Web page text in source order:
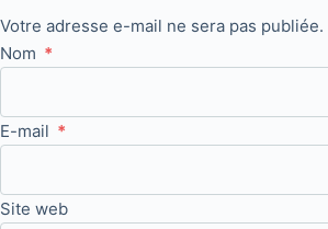
Votre adresse e-mail ne sera pas publiée.
Nom *
E-mail *
Site web